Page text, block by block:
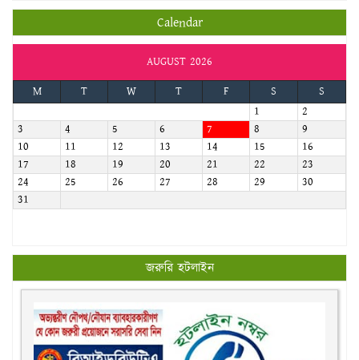
Calendar
AUGUST 2026
M
T W T F S
S
1
2
3
4 5 6 7 8
9
10
11 12 13 14 15
16
17
18 19 20 21 22
23
24
25 26 27 28 29
30
31
জরুরি হটলাইন